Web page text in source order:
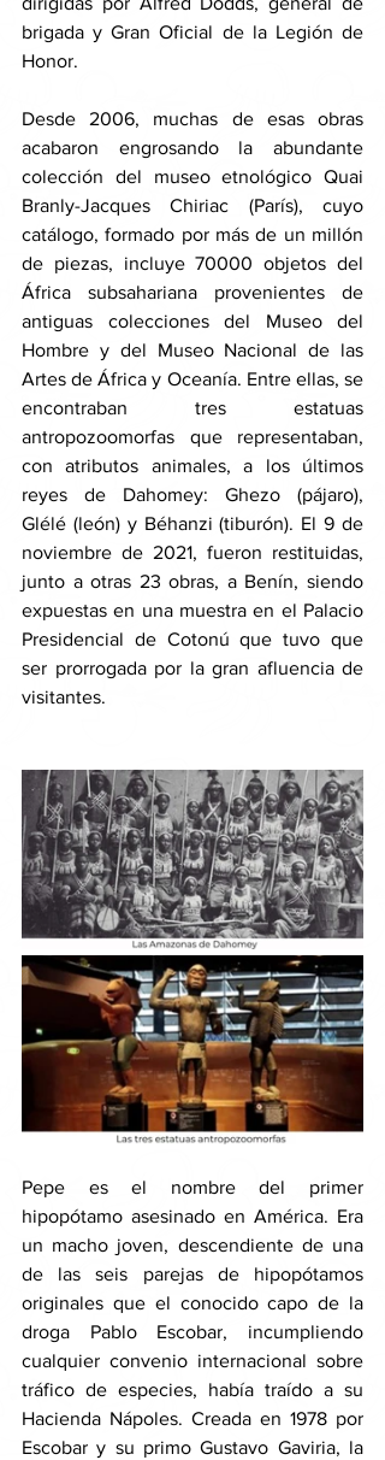
brigada y Gran Oficial de la Legión de
Honor.
Desde 2006, muchas de esas obras
acabaron engrosando la abundante
colección del museo etnológico Quai
Branly-Jacques Chiriac (París), cuyo
catálogo, formado por más de un millón
de piezas, incluye 70000 objetos del
África subsahariana provenientes de
antiguas colecciones del Museo del
Hombre y del Museo Nacional de las
Artes de África y Oceanía. Entre ellas, se
encontraban tres estatuas
antropozoomorfas que representaban,
con atributos animales, a los últimos
reyes de Dahomey: Ghezo (pájaro),
Glélé (león) y Béhanzi (tiburón). El 9 de
noviembre de 2021, fueron restituidas,
junto a otras 23 obras, a Benín, siendo
expuestas en una muestra en el Palacio
Presidencial de Cotonú que tuvo que
ser prorrogada por la gran afluencia de
visitantes.
Pepe es el nombre del primer
hipopótamo asesinado en América. Era
un macho joven, descendiente de una
de las seis parejas de hipopótamos
originales que el conocido capo de la
droga Pablo Escobar, incumpliendo
cualquier convenio internacional sobre
tráfico de especies, había traído a su
Hacienda Nápoles. Creada en 1978 por
Escobar y su primo Gustavo Gaviria, la